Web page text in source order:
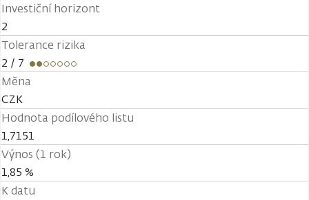
Investiční horizont
2
Tolerance rizika
2 / 7
Měna
CZK
Hodnota podílového listu
1,7151
Výnos (1 rok)
1,85 %
K datu